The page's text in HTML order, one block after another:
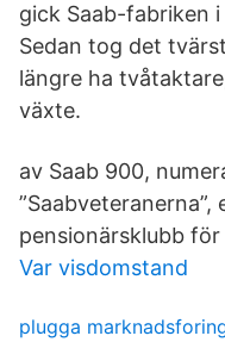
gick Saab-fabriken
Sedan tog det
längre ha
växte.
av Saab 900,
pensionärsklubb
Var visdomstand
plugga